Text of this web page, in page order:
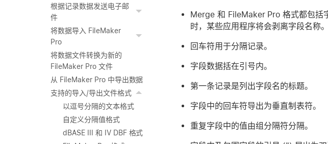
根据记录数据发送电子邮
件
将数据导入 FileMaker
Pro
将数据文件转换为新的
FileMaker Pro 文件
从 FileMaker Pro 中导出数据
支持的导入/导出文件格式
以逗号分隔的文本格式
自定义分隔值格式
dBASE III 和 IV DBF 格式
Merge 和 FileMaker Pro 格式都包括
时，某些应用程序将会剥离字段名称。
回车符用于分隔记录。
字段数据括在引号内。
第一条记录是列出字段名的标题。
字段中的回车符导出为垂直制表符。
重复字段中的值由组分隔符分隔。